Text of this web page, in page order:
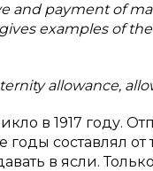
and payment of
examples of
allowance,
в 1917 году.
составлял от
в ясли.